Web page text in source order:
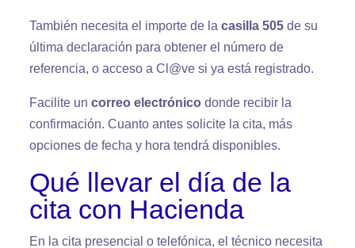
También necesita el importe de la casilla 505de su
última declaración para obtener el número de
referencia, o acceso a Cl@ve si ya está registrado.
Facilite un correo electrónicodonde recibir la
confirmación. Cuanto antes solicite la cita, más
opciones de fecha y hora tendrá disponibles.
Qué llevar el día de la
cita con Hacienda
En la cita presencial o telefónica, el técnico necesita